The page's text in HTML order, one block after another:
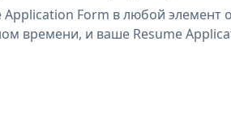
Form в любой
времени, и ваше Resume